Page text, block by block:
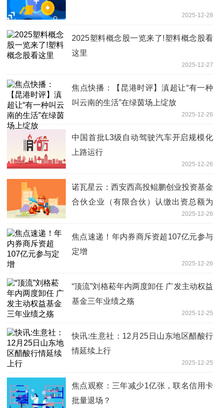
2025-12-28
2025塑料概念股一览来了!塑料概念股看
这里
2025-12-27
焦点快播：【昆港时评】滇超让“有一种
叫云南的生活”在绿茵场上绽放
2025-12-26
中国首批L3级自动驾驶汽车开启规模化
上路运行
2025-12-26
诺瓦星云：西安西高投鲲鹏创业投资基金
合伙企业（有限合伙）认缴出资总额为
5,500万元，其中公司持有的基金份额为
63.64%
2025-12-26
焦点速递！年内券商斥资超107亿元参与
定增
2025-12-26
“顶流”刘格菘年内两度卸任 广发主动权益
基金三年业绩之殇
2025-12-25
快讯:生意社：12月25日山东地区醋酸行
情延续上行
2025-12-25
焦点观察：三年减少1亿张，联名信用卡
批量退场？